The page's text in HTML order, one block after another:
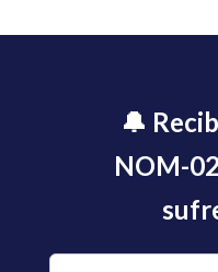
🔔
NOM-